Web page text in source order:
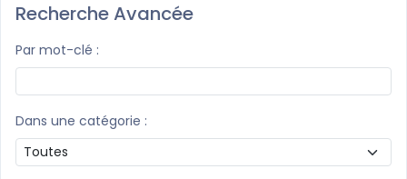
Recherche Avancée
Par mot-clé :
Dans une catégorie :